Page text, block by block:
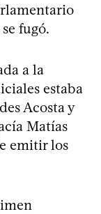
fugó.
a la
estaba
Acosta y
Matías
emitir los